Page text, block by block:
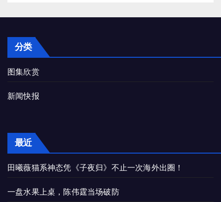
分类
图集欣赏
新闻快报
最近
田曦薇猫系神态凭《子夜归》不止一次海外出圈！
一盘水果上桌，陈伟霆当场破防